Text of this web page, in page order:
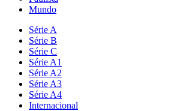
Mundo
Série A
Série B
Série C
Série A1
Série A2
Série A3
Série A4
Internacional